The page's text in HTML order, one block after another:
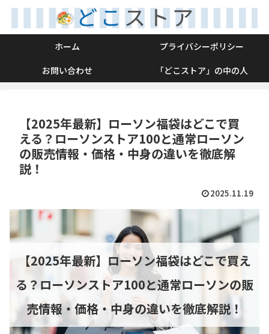
ホーム
プライバシーポリシー
お問い合わせ
「どこストア」の中の人
【2025年最新】ローソン福袋はどこで買
える？ローソンストア100と通常ローソン
の販売情報・価格・中身の違いを徹底解
説！
2025.11.19
【2025年最新】ローソン福袋はどこで買え
る？ローソンストア100と通常ローソンの販
売情報・価格・中身の違いを徹底解説！